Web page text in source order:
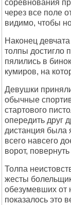
соревнования
через все поле
видимо, чтобы
Наконец
толпы достигло
пялились в
кумиров, на
Девушки
обычные
стартового
опередить друг
дистанция была
всего навсего
ворот,
Толпа
жесты
обезумевших от
показалось это